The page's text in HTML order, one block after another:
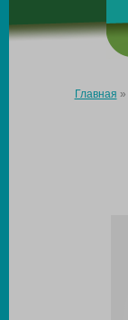
Главная »